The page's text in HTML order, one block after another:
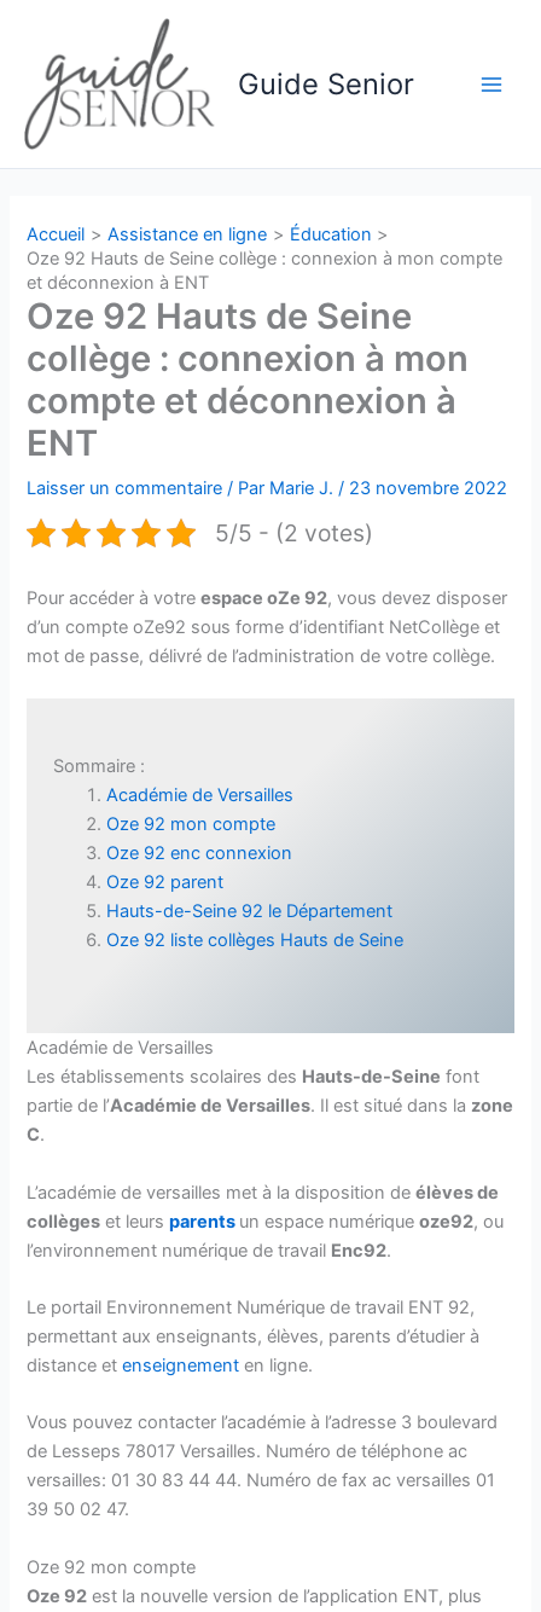
contenu
Guide Senior
Accueil Assistance en ligne
Éducation
Oze 92 Hauts de Seine collège : connexion à mon compte
et déconnexion à ENT
Oze 92 Hauts de Seine
collège : connexion à mon
compte et déconnexion à
ENT
Laisser un commentaire / Par Marie J./ 23 novembre 2022
5/5 - (2 votes)
Pour accéder à votreespace oZe 92, vous devez disposer
d’un compte oZe92 sous forme d’identifiant NetCollège et
mot de passe, délivré de l’administration de votre collège.
Sommaire :
Académie de Versailles
Oze 92 mon compte
Oze 92 enc connexion
Oze 92 parent
Hauts-de-Seine 92 le Département
Oze 92 liste collèges Hauts de Seine
Académie de Versailles
Les établissements scolaires des Hauts-de-Seine font
partie de l’Académie de Versailles. Il est situé dans la zone
C.
L’académie de versailles met à la disposition deélèves de
collèges et leursparents un espace numériqueoze92, ou
l’environnement numérique de travail Enc92.
Le portail Environnement Numérique de travail ENT 92,
permettant aux enseignants, élèves, parents d’étudier à
distance etenseignementen ligne.
Vous pouvez contacter l’académie à l’adresse 3 boulevard
de Lesseps 78017 Versailles. Numéro de téléphone ac
versailles: 01 30 83 44 44. Numéro de fax ac versailles 01
39 50 02 47.
Oze 92 mon compte
Oze 92 est la nouvelle version de l’application ENT, plus